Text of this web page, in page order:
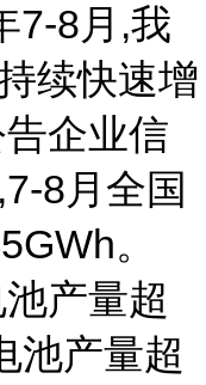
7-8月,我
续快速增
企业信
8月全国
。
产量超
池产量超